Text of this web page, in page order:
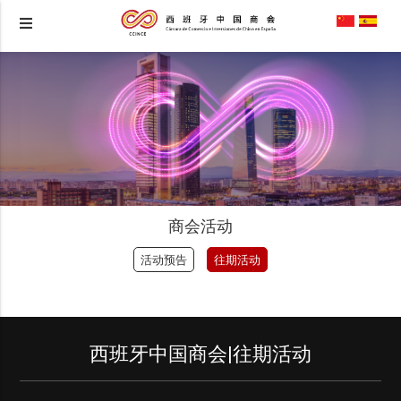
商会活动
活动预告 往期活动
西班牙中国商会|往期活动